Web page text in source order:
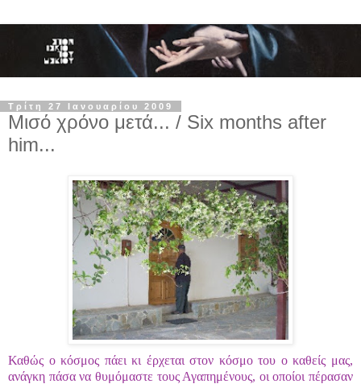
Τρίτη 27 Ιανουαρίου 2009
Μισό χρόνο μετά... / Six months after
him...
Καθώς ο κόσμος πάει κι έρχεται στον κόσμο του ο καθείς μας,
ανάγκη πάσα να θυμόμαστε τους Αγαπημένους, οι οποίοι πέρασαν